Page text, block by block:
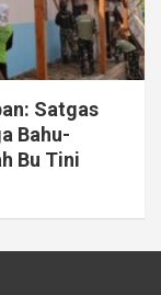
Satgas
Bahu-
Bu Tini